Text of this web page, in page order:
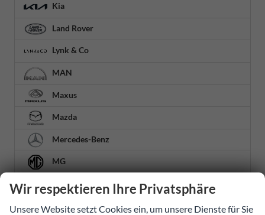
Kia
Land Rover
Lynk & Co
MAN
Maxus
Mazda
Mercedes-Benz
MG
MINI
Mitsubishi
Wir respektieren Ihre Privatsphäre
Unsere Website setzt Cookies ein, um unsere Dienste für Sie